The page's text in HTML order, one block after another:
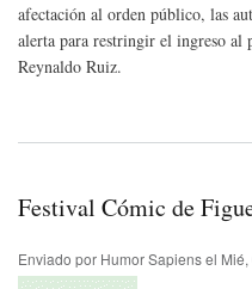
afectación al orden público, las
alerta para restringir el ingreso al
Reynaldo Ruiz.
Festival Cómic de
Enviado por Humor Sapiensel